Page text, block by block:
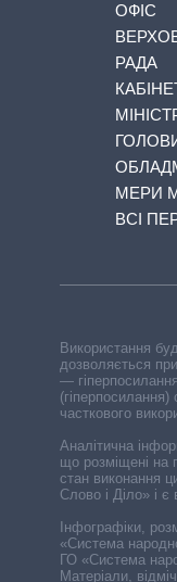
ОФІС
РАДА
МЕРИ
ВСІ
Використання
дозволяється
—
часткового
Аналітична
що розміщені на
стан виконання
Слово і Діло» і
Інфографіки,
«Система
ГО «Система
Матеріали,